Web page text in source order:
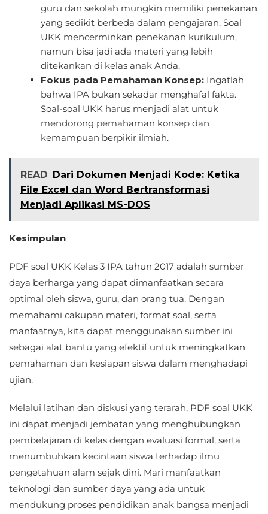
guru dan sekolah mungkin memiliki penekanan
yang sedikit berbeda dalam pengajaran. Soal
UKK mencerminkan penekanan kurikulum,
namun bisa jadi ada materi yang lebih
ditekankan di kelas anak Anda.
Fokus pada Pemahaman Konsep: Ingatlah
bahwa IPA bukan sekadar menghafal fakta.
Soal-soal UKK harus menjadi alat untuk
mendorong pemahaman konsep dan
kemampuan berpikir ilmiah.
READ
Dari Dokumen Menjadi Kode: Ketika
File Excel dan Word Bertransformasi
Menjadi Aplikasi MS-DOS
Kesimpulan
PDF soal UKK Kelas 3 IPA tahun 2017 adalah sumber
daya berharga yang dapat dimanfaatkan secara
optimal oleh siswa, guru, dan orang tua. Dengan
memahami cakupan materi, format soal, serta
manfaatnya, kita dapat menggunakan sumber ini
sebagai alat bantu yang efektif untuk meningkatkan
pemahaman dan kesiapan siswa dalam menghadapi
ujian.
Melalui latihan dan diskusi yang terarah, PDF soal UKK
ini dapat menjadi jembatan yang menghubungkan
pembelajaran di kelas dengan evaluasi formal, serta
menumbuhkan kecintaan siswa terhadap ilmu
pengetahuan alam sejak dini. Mari manfaatkan
teknologi dan sumber daya yang ada untuk
mendukung proses pendidikan anak bangsa menjadi